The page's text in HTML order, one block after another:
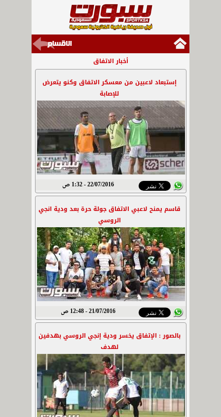
أخبار الاتفاق
إستبعاد لاعبين من معسكر الاتفاق وكنو يتعرض
للإصابة
22/07/2016 - 1:32 ص
قاسم يمنح لاعبي الاتفاق جولة حرة بعد ودية انجي
الروسي
21/07/2016 - 12:48 ص
بالصور : الإتفاق يخسر ودية إنجي الروسي بهدفين
لهدف